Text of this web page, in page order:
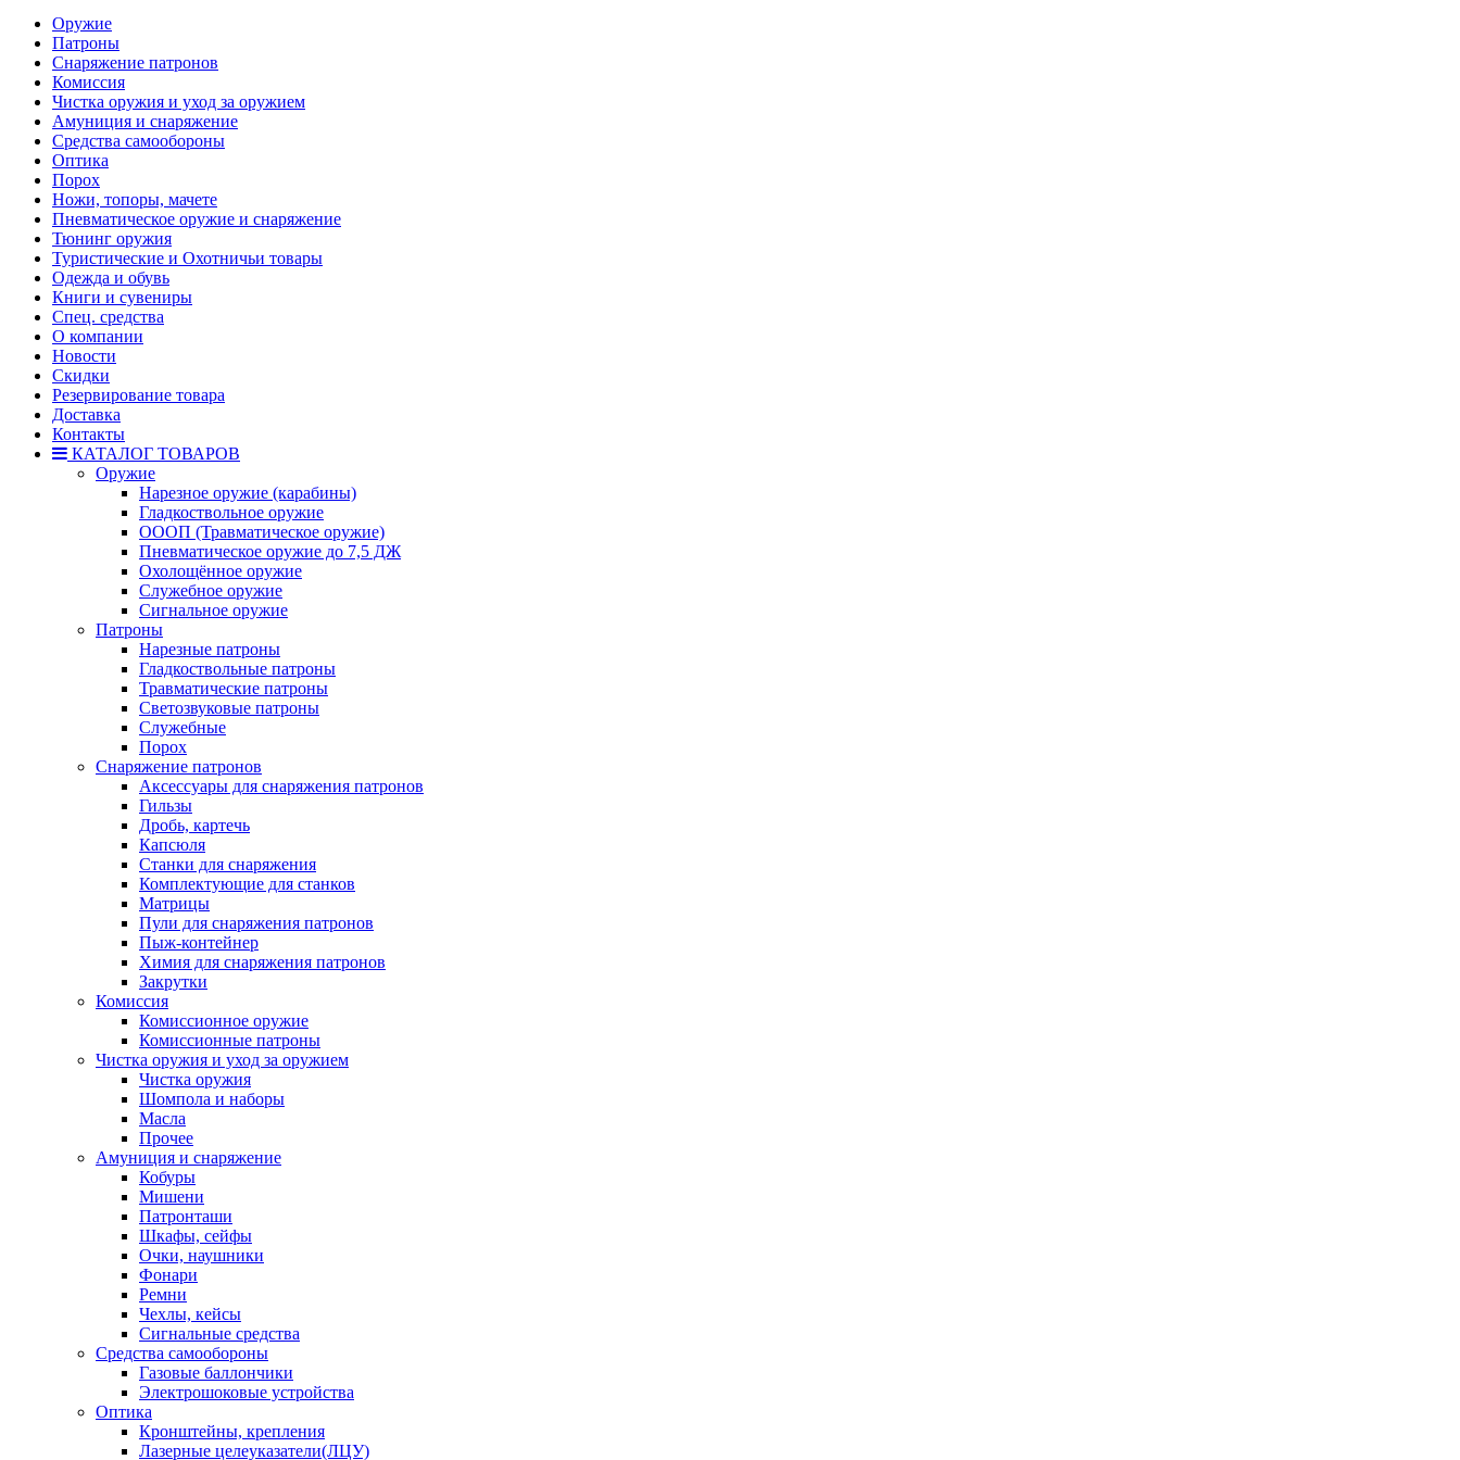
Оружие
Патроны
Снаряжение патронов
Комиссия
Чистка оружия и уход за оружием
Амуниция и снаряжение
Средства самообороны
Оптика
Порох
Ножи, топоры, мачете
Пневматическое оружие и снаряжение
Тюнинг оружия
Туристические и Охотничьи товары
Одежда и обувь
Книги и сувениры
Спец. средства
О компании
Новости
Скидки
Резервирование товара
Доставка
Контакты
КАТАЛОГ ТОВАРОВ
Оружие
Нарезное оружие (карабины)
Гладкоствольное оружие
ОООП (Травматическое оружие)
Пневматическое оружие до 7,5 ДЖ
Охолощённое оружие
Служебное оружие
Сигнальное оружие
Патроны
Нарезные патроны
Гладкоствольные патроны
Травматические патроны
Светозвуковые патроны
Служебные
Порох
Снаряжение патронов
Аксессуары для снаряжения патронов
Гильзы
Дробь, картечь
Капсюля
Станки для снаряжения
Комплектующие для станков
Матрицы
Пули для снаряжения патронов
Пыж-контейнер
Химия для снаряжения патронов
Закрутки
Комиссия
Комиссионное оружие
Комиссионные патроны
Чистка оружия и уход за оружием
Чистка оружия
Шомпола и наборы
Масла
Прочее
Амуниция и снаряжение
Кобуры
Мишени
Патронташи
Шкафы, сейфы
Очки, наушники
Фонари
Ремни
Чехлы, кейсы
Сигнальные средства
Средства самообороны
Газовые баллончики
Электрошоковые устройства
Оптика
Кронштейны, крепления
Лазерные целеуказатели(ЛЦУ)